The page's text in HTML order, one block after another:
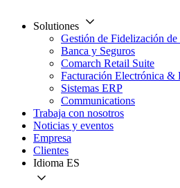
Solutiones
Gestión de Fidelización de
Banca y Seguros
Comarch Retail Suite
Facturación Electrónica &
Sistemas ERP
Communications
Trabaja con nosotros
Noticias y eventos
Empresa
Clientes
Idioma ES